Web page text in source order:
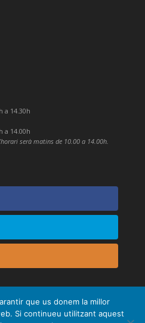
a 14.30h
a 14.00h
serà matins de 10.00 a 14.00h.
que us donem la millor
Si continueu utilitzant aquest